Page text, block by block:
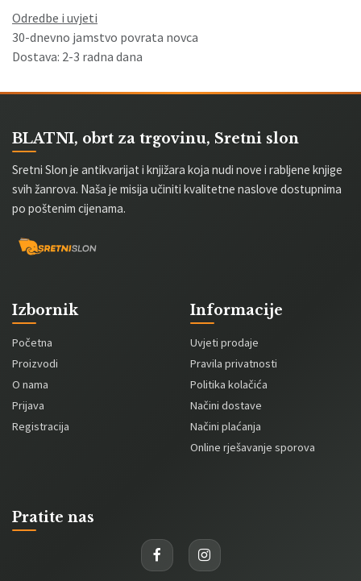
Odredbe i uvjeti
30-dnevno jamstvo povrata novca
Dostava: 2-3 radna dana
BLATNI, obrt za trgovinu, Sretni slon
Sretni Slon je antikvarijat i knjižara koja nudi nove i rabljene knjige
svih žanrova. Naša je misija učiniti kvalitetne naslove dostupnima
po poštenim cijenama.
Izbornik
Početna
Proizvodi
O nama
Prijava
Registracija
Informacije
Uvjeti prodaje
Pravila privatnosti
Politika kolačića
Načini dostave
Načini plaćanja
Online rješavanje sporova
Pratite nas